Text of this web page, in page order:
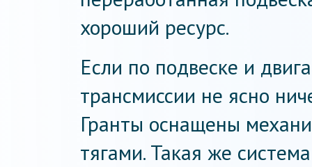
хороший ресурс.
Если по подвеске и
трансмиссии не ясно
Гранты оснащены
тягами. Такая же